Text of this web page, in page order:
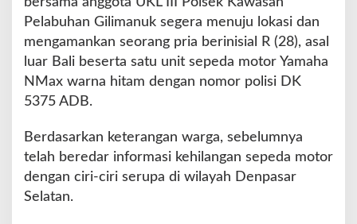
u
u
r
a
n
r
D
i
Pelabuhan Gilimanuk segera menuju lokasi dan
mengamankan seorang pria berinisial R (28), asal
luar Bali beserta satu unit sepeda motor Yamaha
NMax warna hitam dengan nomor polisi DK
5375 ADB.
Berdasarkan keterangan warga, sebelumnya
telah beredar informasi kehilangan sepeda motor
dengan ciri-ciri serupa di wilayah Denpasar
Selatan.